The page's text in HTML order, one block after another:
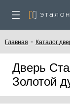
Главная - Каталог
Дверь
Золотой